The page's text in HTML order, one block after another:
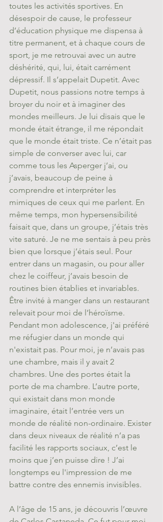
toutes les activités sportives. En
désespoir de cause, le professeur
d’éducation physique me dispensa à
titre permanent, et à chaque cours de
sport, je me retrouvai avec un autre
déshérité, qui, lui, était carrément
dépressif. Il s’appelait Dupetit. Avec
Dupetit, nous passions notre temps à
broyer du noir et à imaginer des
mondes meilleurs. Je lui disais que le
monde était étrange, il me répondait
que le monde était triste. Ce n’était pas
simple de converser avec lui, car
comme tous les Asperger j’ai, ou
j’avais, beaucoup de peine à
comprendre et interpréter les
mimiques de ceux qui me parlent. En
même temps, mon hypersensibilité
faisait que, dans un groupe, j’étais très
vite saturé. Je ne me sentais à peu près
bien que lorsque j’étais seul. Pour
entrer dans un magasin, ou pour aller
chez le coiffeur, j’avais besoin de
routines bien établies et invariables.
Être invité à manger dans un restaurant
relevait pour moi de l’héroïsme.
Pendant mon adolescence, j'ai préféré
me réfugier dans un monde qui
n'existait pas. Pour moi, je n’avais pas
une chambre, mais il y avait 2
chambres. Une des portes était la
porte de ma chambre. L’autre porte,
qui existait dans mon monde
imaginaire, était l’entrée vers un
monde de réalité non-ordinaire. Exister
dans deux niveaux de réalité n’a pas
facilité les rapports sociaux, c’est le
moins que j’en puisse dire ! J’ai
longtemps eu l'impression de me
battre contre des ennemis invisibles.
A l’âge de 15 ans, je découvris l’œuvre